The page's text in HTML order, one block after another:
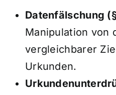
Datenfälschung
Manipulation von
vergleichbarer
Urkunden.